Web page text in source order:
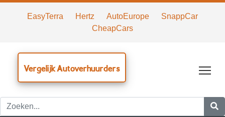
EasyTerra Hertz AutoEurope
SnappCar
CheapCars
Vergelijk Autoverhuurders